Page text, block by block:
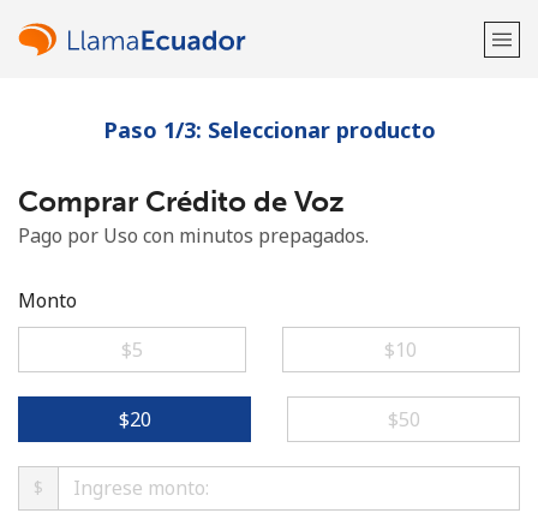
¡Bienvenido!
¿Ya tienes una cuenta?Inicia sesión →
Paso 1/3: Seleccionar producto
Comprar Crédito de Voz
Pago por Uso con minutos prepagados.
Monto
⁦$5⁩
⁦$10⁩
⁦$20⁩ ⁦$50⁩
$